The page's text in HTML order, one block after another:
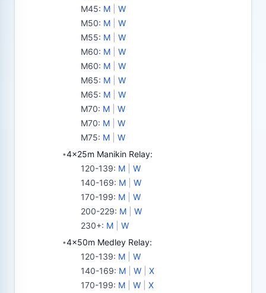
M45: M
W
M50: M
W
M55: M
W
M60: M
W
M60: M
W
M65: M
W
M65: M
W
M70: M
W
M70: M
W
M75: M W
•4x25m Manikin Relay:
120-139: M
W
140-169: M
W
170-199: M
W
200-229: M
W
230+: M W
•4x50m Medley Relay:
120-139: M
W
140-169: M W
X
170-199: M W
X